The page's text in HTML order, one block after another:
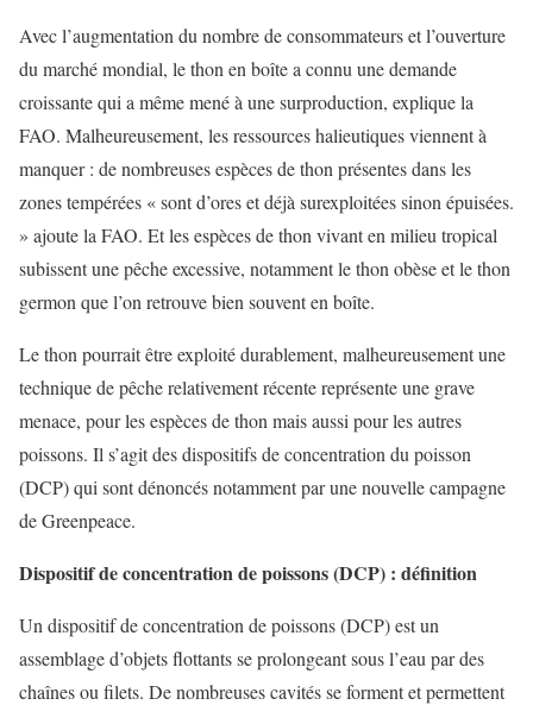
Avec l’augmentation du nombre de consommateurs et l’ouverture
du marché mondial, le thon en boîte a connu une demande
croissante qui a même mené à une surproduction, explique la
FAO. Malheureusement, les ressources halieutiques viennent à
manquer : de nombreuses espèces de thon présentes dans les
zones tempérées « sont d’ores et déjà surexploitées sinon épuisées.
» ajoute la FAO. Et les espèces de thon vivant en milieu tropical
subissent une pêche excessive, notamment le thon obèse et le thon
germon que l’on retrouve bien souvent en boîte.
Le thon pourrait être exploité durablement, malheureusement une
technique de pêche relativement récente représente une grave
menace, pour les espèces de thon mais aussi pour les autres
poissons. Il s’agit des dispositifs de concentration du poisson
(DCP) qui sont dénoncés notamment par une nouvelle campagne
de Greenpeace.
Dispositif de concentration de poissons (DCP) : définition
Un dispositif de concentration de poissons (DCP) est un
assemblage d’objets flottants se prolongeant sous l’eau par des
chaînes ou filets. De nombreuses cavités se forment et permettent